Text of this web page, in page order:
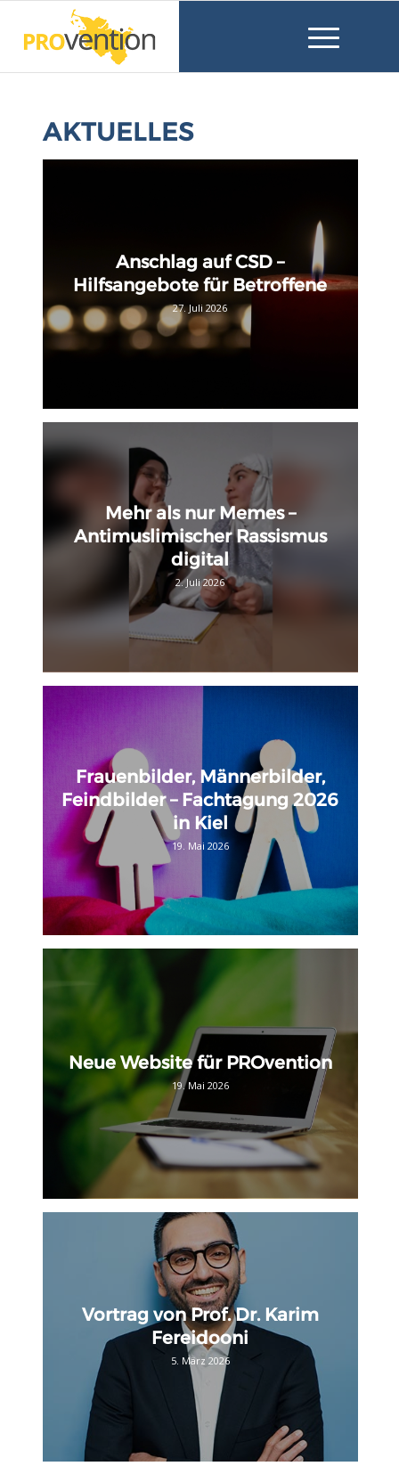
AKTUELLES
Anschlag auf CSD –
Hilfsangebote für Betroffene
27. Juli 2026
Mehr als nur Memes –
Antimuslimischer Rassismus
digital
2. Juli 2026
Frauenbilder, Männerbilder,
Feindbilder – Fachtagung 2026
in Kiel
19. Mai 2026
Neue Website für PROvention
19. Mai 2026
Vortrag von Prof. Dr. Karim
Fereidooni
5. März 2026